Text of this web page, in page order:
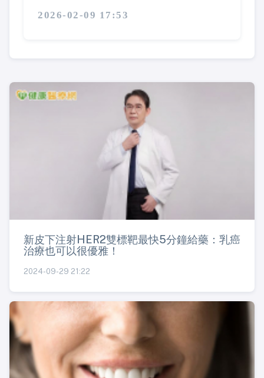
2026-02-09 17:53
新皮下注射HER2雙標靶最快5分鐘給藥：乳癌
治療也可以很優雅！
2024-09-29 21:22